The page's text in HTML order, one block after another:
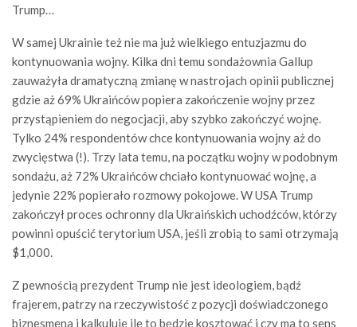
Trump…
W samej Ukrainie też nie ma już wielkiego entuzjazmu do
kontynuowania wojny. Kilka dni temu sondażownia Gallup
zauważyła dramatyczną zmianę w nastrojach opinii publicznej
gdzie aż 69% Ukraińców popiera zakończenie wojny przez
przystąpieniem do negocjacji, aby szybko zakończyć wojnę.
Tylko 24% respondentów chce kontynuowania wojny aż do
zwycięstwa (!). Trzy lata temu, na początku wojny w podobnym
sondażu, aż 72% Ukraińców chciało kontynuować wojnę, a
jedynie 22% popierało rozmowy pokojowe. W USA Trump
zakończył proces ochronny dla Ukraińskich uchodźców, którzy
powinni opuścić terytorium USA, jeśli zrobią to sami otrzymają
$1,000.
Z pewnością prezydent Trump nie jest ideologiem, bądź
frajerem, patrzy na rzeczywistość z pozycji doświadczonego
biznesmena i kalkuluje ile to będzie kosztować i czy ma to sens